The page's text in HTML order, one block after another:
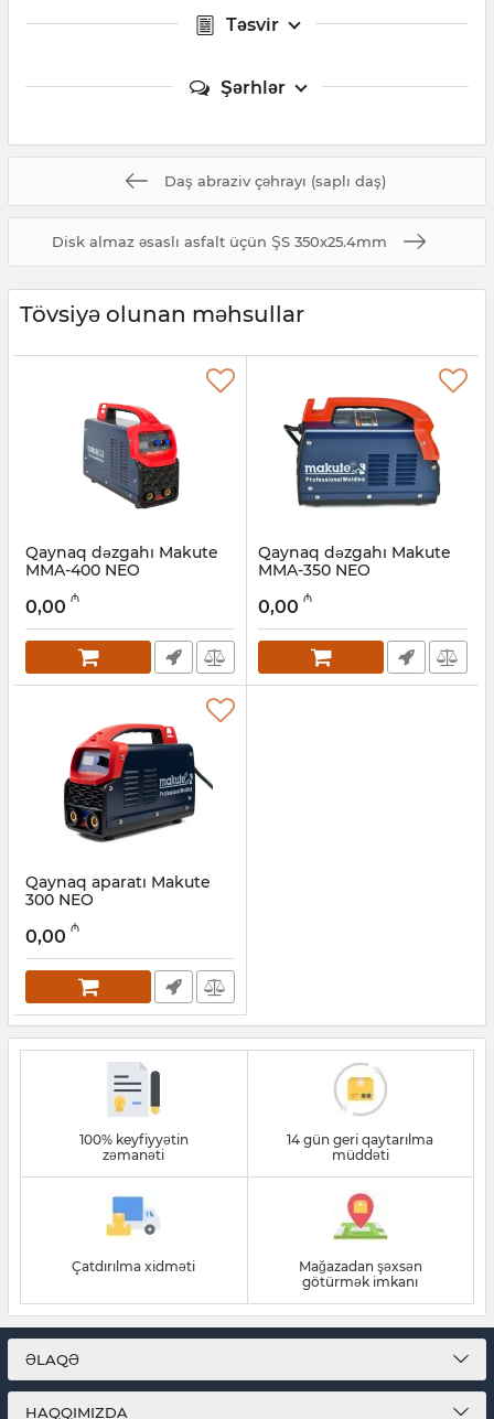
Təsvir
Şərhlər
Daş abraziv çəhrayı (saplı daş)
Disk almaz əsaslı asfalt üçün ŞS 350x25.4mm
Tövsiyə olunan məhsullar
Qaynaq dəzgahı Makute
MMA-400 NEO
017011085
0,00 ₼
Qaynaq dəzgahı Makute
MMA-350 NEO
017011084
0,00 ₼
Qaynaq aparatı Makute
300 NEO
017011083
0,00 ₼
100% keyfiyyətin
zəmanəti
14 gün geri qaytarılma
müddəti
Çatdırılma xidməti
Mağazadan şəxsən
götürmək imkanı
ƏLAQƏ
HAQQIMIZDA